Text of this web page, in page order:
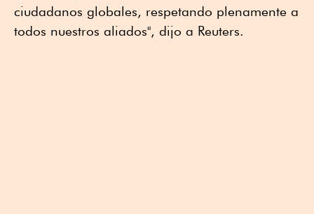
ciudadanos globales, respetando plenamente a
todos nuestros aliados", dijo a Reuters.